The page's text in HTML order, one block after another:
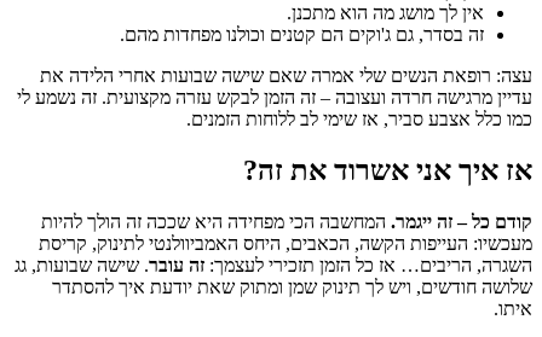
אין לך מושג מה הוא מתכנן.
זה בסדר, גם ג'וקים הם קטנים וכולנו מפחדות מהם.
עצה: רופאת הנשים שלי אמרה שאם שישה שבועות אחרי הלידה את
עדיין מרגישה חרדה ועצובה – זה הזמן לבקש עזרה מקצועית. זה נשמע לי
כמו כלל אצבע סביר, אז שימי לב ללוחות הזמנים.
אז איך אני אשרוד את זה?
קודם כל – זה ייגמר. המחשבה הכי מפחידה היא שככה זה הולך להיות
מעכשיו: העייפות הקשה, הכאבים, היחס האמביוולנטי לתינוק, קריסת
השגרה, הריבים… אז כל הזמן תזכירי לעצמך: זה עובר. שישה שבועות, גג
שלושה חודשים, ויש לך תינוק שמן ומתוק שאת יודעת איך להסתדר
איתו.